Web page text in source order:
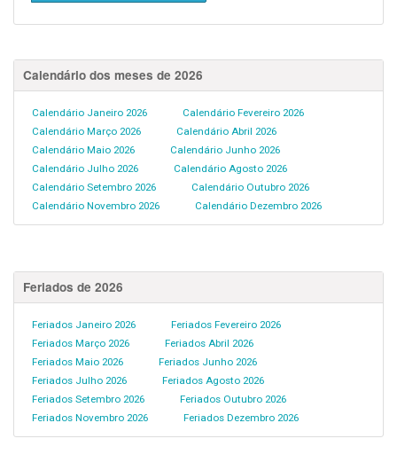
Calendário dos meses de 2026
Calendário Janeiro 2026
Calendário Fevereiro 2026
Calendário Março 2026
Calendário Abril 2026
Calendário Maio 2026
Calendário Junho 2026
Calendário Julho 2026
Calendário Agosto 2026
Calendário Setembro 2026
Calendário Outubro 2026
Calendário Novembro 2026
Calendário Dezembro 2026
Feriados de 2026
Feriados Janeiro 2026
Feriados Fevereiro 2026
Feriados Março 2026
Feriados Abril 2026
Feriados Maio 2026
Feriados Junho 2026
Feriados Julho 2026
Feriados Agosto 2026
Feriados Setembro 2026
Feriados Outubro 2026
Feriados Novembro 2026
Feriados Dezembro 2026